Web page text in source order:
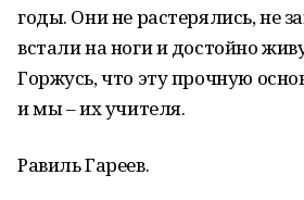
годы. Они не растерялись, не
встали на ноги и достойно
Горжусь, что эту прочную
и мы – их учителя.
Равиль Гареев.